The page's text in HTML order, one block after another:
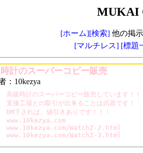
MUKAI
[ホーム][検索] 他の掲
[マルチレス] [標題
計のスーパーコピー販売
：10kezya
高級時計のスーパーコピー販売しています！！
直接工場との取引が出来ることは武器です！
DM下されば、値引きありです！！！
www.10kezya.com
www.10kezya.com/WatchZ-2.html
www.10kezya.com/WatchZ-3.html